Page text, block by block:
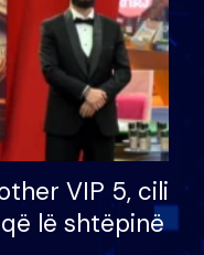
VIP 5, cili
lë shtëpinë